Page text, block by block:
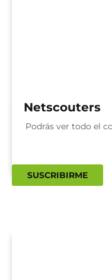
Netscouters
Podrás ver todo el
SUSCRIBIRME